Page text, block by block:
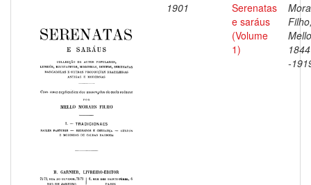
1901
Serenatas
e saráus
(Volume
1)
-